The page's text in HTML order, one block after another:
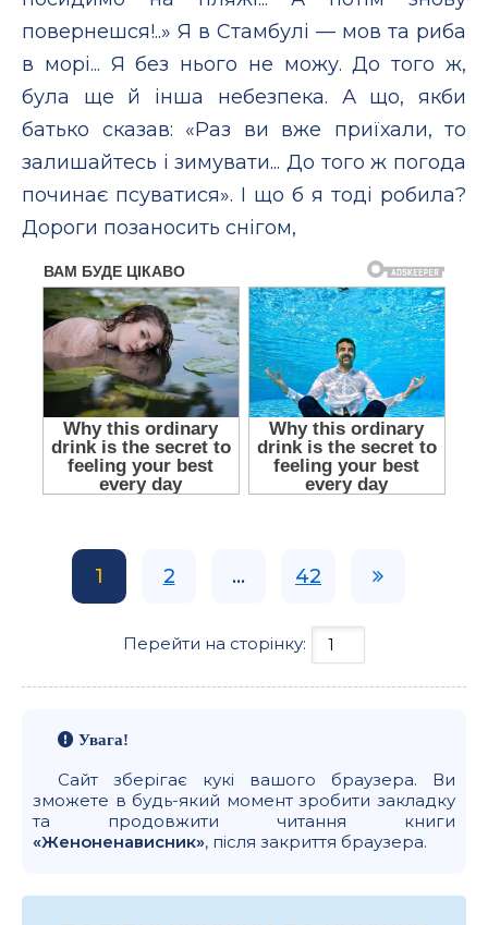
повернешся!..» Я в Стамбулі — мов та риба
в морі... Я без нього не можу. До того ж,
була ще й інша небезпека. А що, якби
батько сказав: «Раз ви вже приїхали, то
залишайтесь і зимувати... До того ж погода
починає псуватися». І що б я тоді робила?
Дороги позаносить снігом,
1 2 ... 42
Перейти на сторінку:
Увага!
Сайт зберігає кукі вашого браузера. Ви
зможете в будь-який момент зробити закладку
та продовжити читання книги
«Женоненависник», після закриття браузера.